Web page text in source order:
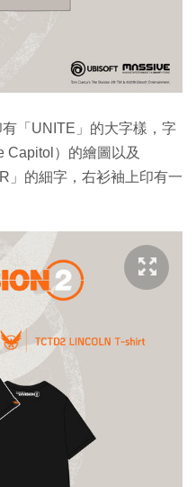
有「UNITE」的大字樣，字
Capitol）的繪圖以及
」的細字，右衫袖上印有一